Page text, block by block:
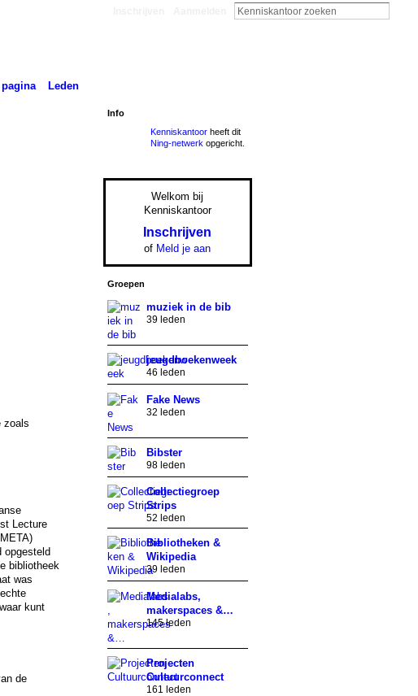
Leden
zoals
Lecture
opgesteld
bibliotheek
was
kunt
de
Info
Kenniskantoorheeft dit
Ning-netwerk opgericht.
Welkom bij
Kenniskantoor
Inschrijven
of Meld je aan
Groepen
muziek in de bib
39 leden
jeugdboekenweek
46 leden
Fake News
32 leden
Bibster
98 leden
Collectiegroep
Strips
52 leden
Bibliotheken &
Wikipedia
39 leden
Medialabs,
makerspaces &…
145 leden
Projecten
Cultuurconnect
161 leden